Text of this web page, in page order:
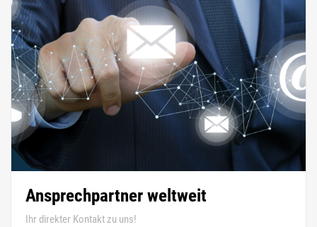
Ansprechpartner weltweit
Ihr direkter Kontakt zu uns!